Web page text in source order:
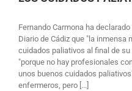
Fernando Carmona ha
Diario de Cádiz que "la inmensa
cuidados paliativos al final de
"porque no hay profesionales
unos buenos cuidados
enfermeros, pero [...]